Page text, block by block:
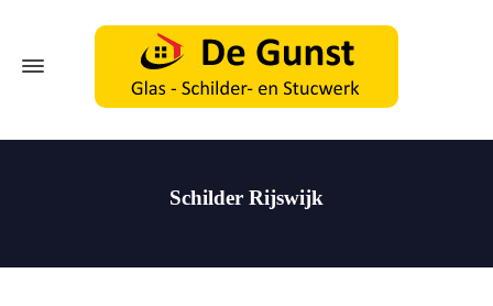
Schilder Rijswijk